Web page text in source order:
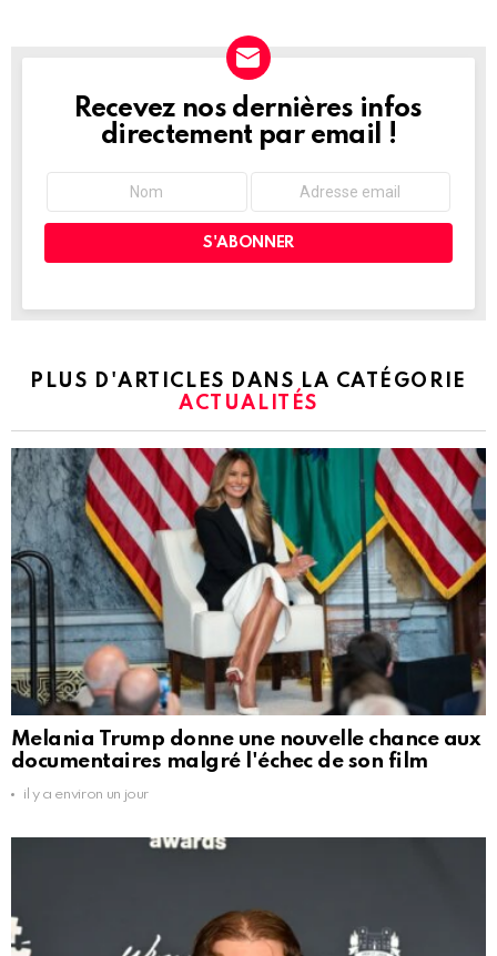
NEWSLETTER
Recevez nos dernières infos
directement par email !
PLUS D'ARTICLES DANS LA CATÉGORIE
ACTUALITÉS
Melania Trump donne une nouvelle chance aux
documentaires malgré l'échec de son film
il y a environ un jour